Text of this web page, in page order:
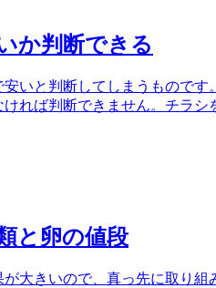
か判断できる
いと判断してしまうものです
れば判断できません。チラシ
と卵の値段
大きいので、真っ先に取り組